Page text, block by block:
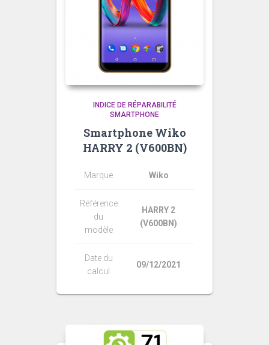
INDICE DE RÉPARABILITÉ
SMARTPHONE
Smartphone Wiko
HARRY 2 (V600BN)
Marque Wiko
Référence
du
modèle
HARRY 2
(V600BN)
Date du
calcul
09/12/2021